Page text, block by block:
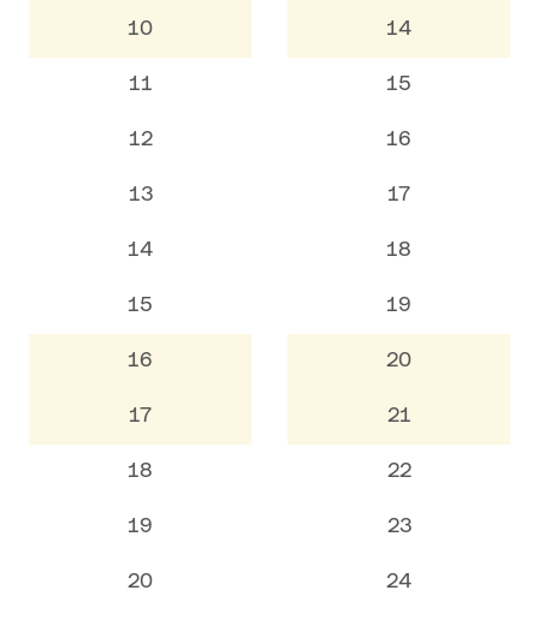
10
11
12
13
14
15
16
17
18
19
20
14
15
16
17
18
19
20
21
22
23
24